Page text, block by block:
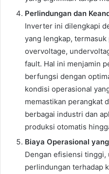
Perlindungan dan
Inverter ini dilengkapi
yang lengkap,
overvoltage,
fault. Hal ini menjamin
berfungsi dengan
kondisi operasional
memastikan perangkat
berbagai industri dan
produksi otomatis
Biaya Operasional
Dengan efisiensi tinggi,
perlindungan terhadap